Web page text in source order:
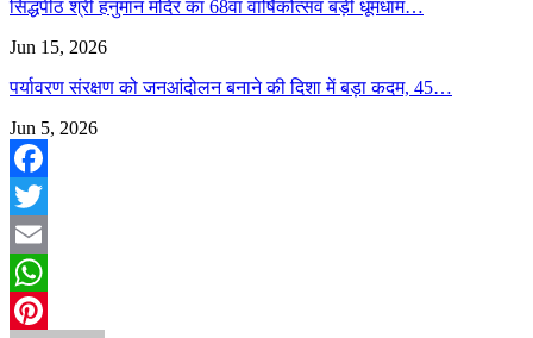
सिद्धपीठ श्री हनुमान मंदिर का 68वां वार्षिकोत्सव बड़ी धूमधाम…
Jun 15, 2026
पर्यावरण संरक्षण को जनआंदोलन बनाने की दिशा में बड़ा कदम, 45…
Jun 5, 2026
Facebook
Twitter
Email
WhatsApp